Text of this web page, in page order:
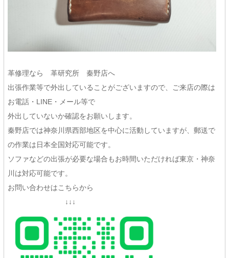
革修理なら 革研究所 秦野店へ
出張作業等で外出していることがございますので、ご来店の際は
お電話・LINE・メール等で
外出していないか確認をお願いします。
秦野店では神奈川県西部地区を中心に活動していますが、郵送で
の作業は日本全国対応可能です。
ソファなどの出張が必要な場合もお時間いただければ東京・神奈
川は対応可能です。
お問い合わせはこちらから
↓↓↓